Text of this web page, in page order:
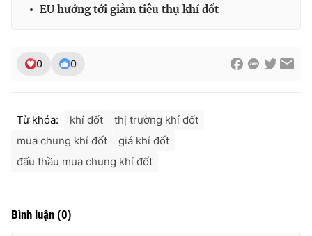
thông tin từ website này.
EU hướng tới giảm tiêu thụ khí đốt
0 0
Từ khóa: khí đốt
thị trường khí đốt
mua chung khí đốt
giá khí đốt
đấu thầu mua chung khí đốt
Bình luận (0)